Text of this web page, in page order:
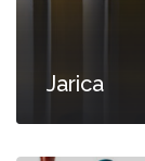
Jarica